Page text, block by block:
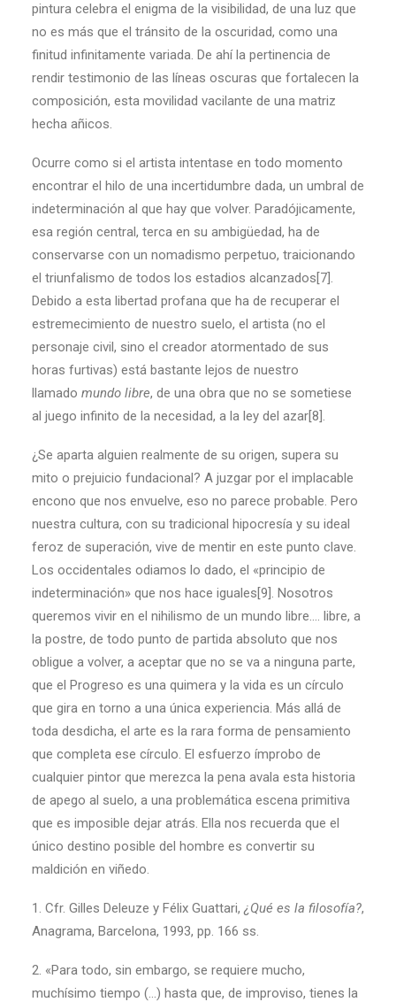
pintura celebra el enigma de la visibilidad, de una luz que
no es más que el tránsito de la oscuridad, como una
finitud infinitamente variada. De ahí la pertinencia de
rendir testimonio de las líneas oscuras que fortalecen la
composición, esta movilidad vacilante de una matriz
hecha añicos.
Ocurre como si el artista intentase en todo momento
encontrar el hilo de una incertidumbre dada, un umbral de
indeterminación al que hay que volver. Paradójicamente,
esa región central, terca en su ambigüedad, ha de
conservarse con un nomadismo perpetuo, traicionando
el triunfalismo de todos los estadios alcanzados[7].
Debido a esta libertad profana que ha de recuperar el
estremecimiento de nuestro suelo, el artista (no el
personaje civil, sino el creador atormentado de sus
horas furtivas) está bastante lejos de nuestro
llamado mundo libre, de una obra que no se sometiese
al juego infinito de la necesidad, a la ley del azar[8].
¿Se aparta alguien realmente de su origen, supera su
mito o prejuicio fundacional? A juzgar por el implacable
encono que nos envuelve, eso no parece probable. Pero
nuestra cultura, con su tradicional hipocresía y su ideal
feroz de superación, vive de mentir en este punto clave.
Los occidentales odiamos lo dado, el «principio de
indeterminación» que nos hace iguales[9]. Nosotros
queremos vivir en el nihilismo de un mundo libre…. libre, a
la postre, de todo punto de partida absoluto que nos
obligue a volver, a aceptar que no se va a ninguna parte,
que el Progreso es una quimera y la vida es un círculo
que gira en torno a una única experiencia. Más allá de
toda desdicha, el arte es la rara forma de pensamiento
que completa ese círculo. El esfuerzo ímprobo de
cualquier pintor que merezca la pena avala esta historia
de apego al suelo, a una problemática escena primitiva
que es imposible dejar atrás. Ella nos recuerda que el
único destino posible del hombre es convertir su
maldición en viñedo.
1. Cfr. Gilles Deleuze y Félix Guattari, ¿Qué es la filosofía?,
Anagrama, Barcelona, 1993, pp. 166 ss.
2. «Para todo, sin embargo, se requiere mucho,
muchísimo tiempo (…) hasta que, de improviso, tienes la